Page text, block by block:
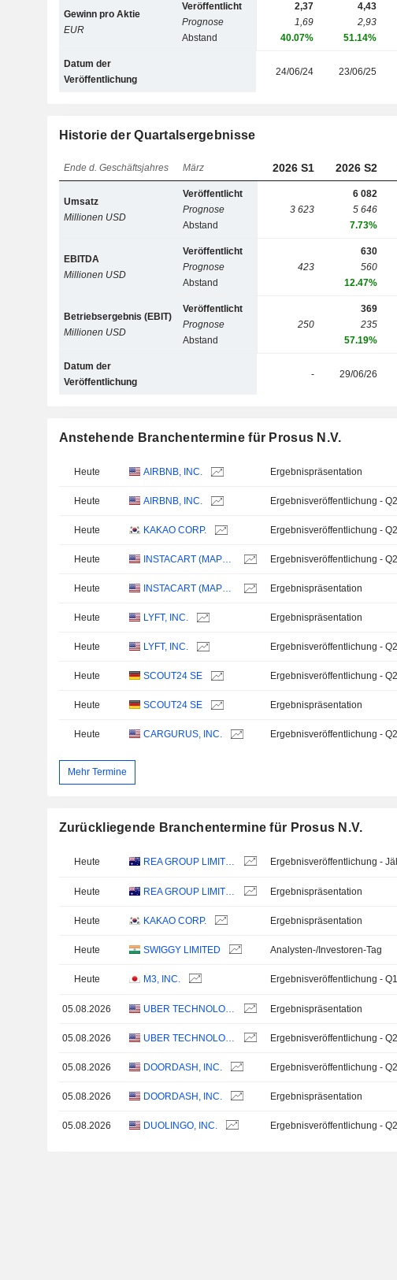
Gewinn pro Aktie
EUR
Veröffentlicht
Prognose
Abstand
2,37
1,69
40.07%
4,43
2,93
51.14%
Datum der
Veröffentlichung
24/06/24 23/06/25
Historie der Quartalsergebnisse
Ende d. Geschäftsjahres März 2026 S1 2026 S2
Umsatz
Millionen USD
Veröffentlicht
Prognose
Abstand
3 623
6 082
5 646
7.73%
EBITDA
Millionen USD
Veröffentlicht
Prognose
Abstand
423
630
560
12.47%
Betriebsergebnis (EBIT)
Millionen USD
Veröffentlicht
Prognose
Abstand
250
369
235
57.19%
Datum der
Veröffentlichung
- 29/06/26
Anstehende Branchentermine für Prosus N.V.
Heute AIRBNB, INC. Ergebnispräsentation
Heute AIRBNB, INC.
Heute KAKAO CORP.
Heute INSTACART (MAPLEBEAR)
Heute INSTACART (MAPLEBEAR) Ergebnispräsentation
Heute LYFT, INC. Ergebnispräsentation
Heute LYFT, INC.
Heute SCOUT24 SE
Heute SCOUT24 SE Ergebnispräsentation
Heute CARGURUS, INC.
Mehr Termine
Zurückliegende Branchentermine für Prosus N.V.
Heute
Heute Ergebnispräsentation
Heute KAKAO CORP. Ergebnispräsentation
Heute SWIGGY LIMITED Analysten-/Investoren-Tag
Heute M3, INC.
05.08.2026 Ergebnispräsentation
05.08.2026
05.08.2026 DOORDASH, INC.
05.08.2026 DOORDASH, INC. Ergebnispräsentation
05.08.2026 DUOLINGO, INC.